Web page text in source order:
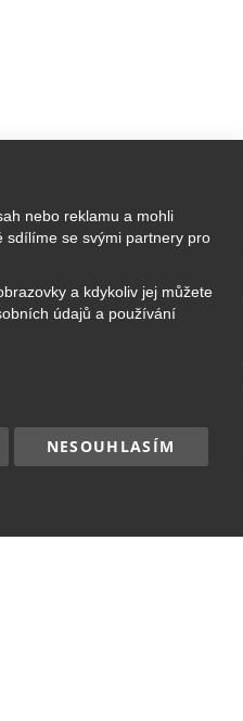
nebo reklamu a mohli
sdílíme se svými partnery pro
a kdykoliv jej můžete
údajů a používání
NESOUHLASÍM